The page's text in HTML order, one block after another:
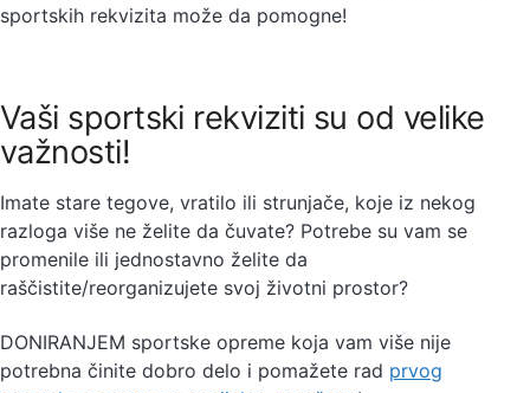
sportskih rekvizita može da pomogne!
Vaši sportski rekviziti su od velike
važnosti!
Imate stare tegove, vratilo ili strunjače, koje iz nekog
razloga više ne želite da čuvate? Potrebe su vam se
promenile ili jednostavno želite da
raščistite/reorganizujete svoj životni prostor?
DONIRANJEM sportske opreme koja vam više nije
potrebna činite dobro delo i pomažete rad prvog